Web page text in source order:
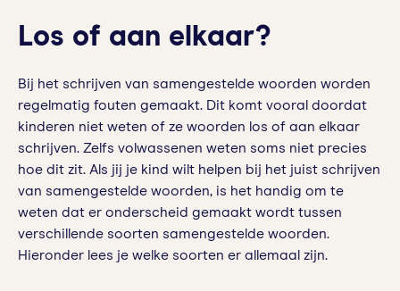
Los of aan elkaar?
Bij het schrijven van samengestelde woorden worden
regelmatig fouten gemaakt. Dit komt vooral doordat
kinderen niet weten of ze woorden los of aan elkaar
schrijven. Zelfs volwassenen weten soms niet precies
hoe dit zit. Als jij je kind wilt helpen bij het juist schrijven
van samengestelde woorden, is het handig om te
weten dat er onderscheid gemaakt wordt tussen
verschillende soorten samengestelde woorden.
Hieronder lees je welke soorten er allemaal zijn.